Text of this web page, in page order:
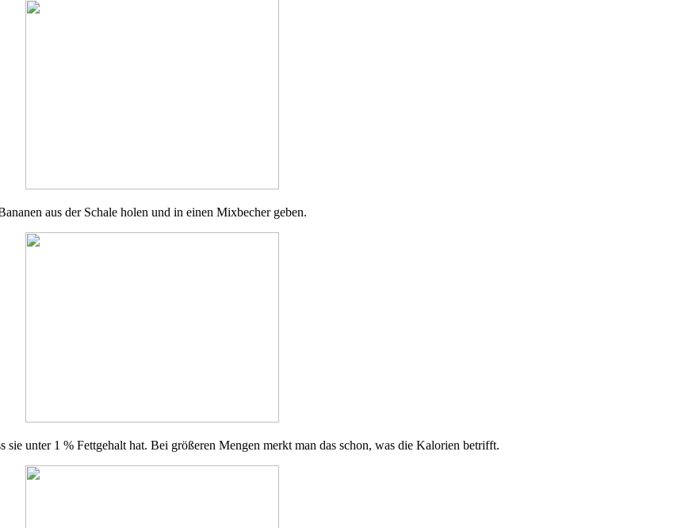
aus der Schale holen und in einen Mixbecher geben.
sie unter 1 % Fettgehalt hat. Bei größeren Mengen merkt man das schon, was die Kalorien betrifft.